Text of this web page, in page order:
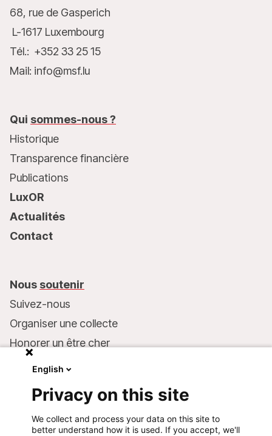
68, rue de Gasperich
L-1617 Luxembourg
Tél.: +352 33 25 15
Mail: info@msf.lu
Qui sommes-nous ?
Historique
Transparence financière
Publications
LuxOR
Actualités
Contact
Nous soutenir
Suivez-nous
Organiser une collecte
Honorer un être cher
Faire un don
Coordonnées bancaires :
English
Privacy on this site
We collect and process your data on this site to
better understand how it is used. If you accept, we'll